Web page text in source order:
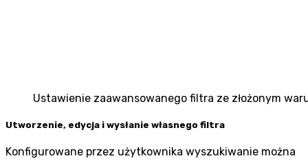
Ustawienie zaawansowanego filtra ze złożonym
Utworzenie, edycja i wysłanie własnego filtra
Konfigurowane przez użytkownika wyszukiwanie można